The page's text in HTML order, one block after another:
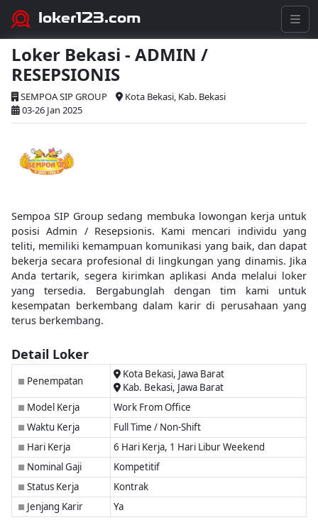
loker123.com
Loker Bekasi - ADMIN /
RESEPSIONIS
SEMPOA SIP GROUP
Kota Bekasi, Kab. Bekasi
03-26 Jan 2025
Sempoa SIP Group sedang membuka lowongan kerja untuk
posisi Admin / Resepsionis. Kami mencari individu yang
teliti, memiliki kemampuan komunikasi yang baik, dan dapat
bekerja secara profesional di lingkungan yang dinamis. Jika
Anda tertarik, segera kirimkan aplikasi Anda melalui loker
yang tersedia. Bergabunglah dengan tim kami untuk
kesempatan berkembang dalam karir di perusahaan yang
terus berkembang.
Detail Loker
■ Penempatan
Kota Bekasi, Jawa Barat
Kab. Bekasi, Jawa Barat
■ Model Kerja Work From Office
■ Waktu Kerja Full Time / Non-Shift
■ Hari Kerja 6 Hari Kerja, 1 Hari Libur Weekend
■ Nominal Gaji Kompetitif
■ Status Kerja Kontrak
■ Jenjang Karir Ya